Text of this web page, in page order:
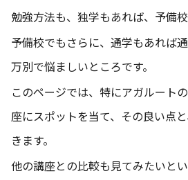
勉強方法も、独学もあれば、予備校
予備校でもさらに、通学もあれば
万別で悩ましいところです。
このページでは、特にアガルート
座にスポットを当て、その良い点
きます。
他の講座との比較も見てみたいと